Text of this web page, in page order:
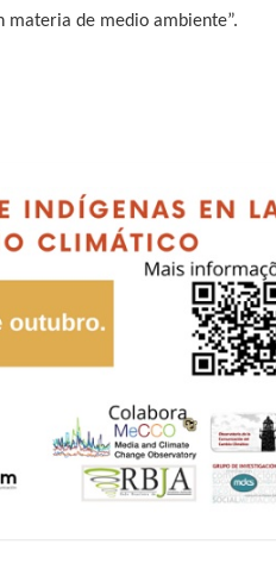
materia de medio ambiente”.